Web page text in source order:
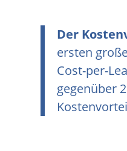
Der
ersten
Cost-per-
gegenüber